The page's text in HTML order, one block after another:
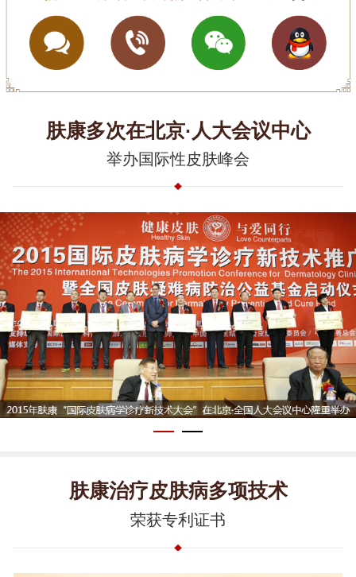
肤康多次在北京·人大会议中心
举办国际性皮肤峰会
肤康治疗皮肤病多项技术
荣获专利证书